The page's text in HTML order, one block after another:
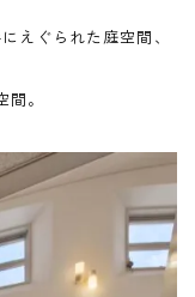
えぐられた庭空間、
。